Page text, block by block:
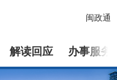
闽政通
解读回应 办事服务